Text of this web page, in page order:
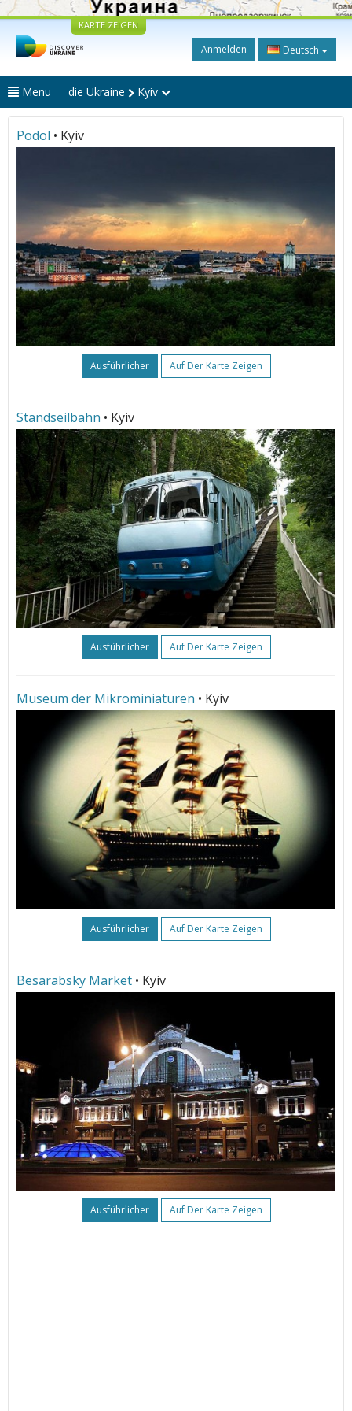
KARTE ZEIGEN
Anmelden Deutsch
Menu die Ukraine Kyiv
Podol • Kyiv
Ausführlicher Auf Der Karte Zeigen
Standseilbahn • Kyiv
Ausführlicher Auf Der Karte Zeigen
Museum der Mikrominiaturen • Kyiv
Ausführlicher Auf Der Karte Zeigen
Besarabsky Market • Kyiv
Ausführlicher Auf Der Karte Zeigen